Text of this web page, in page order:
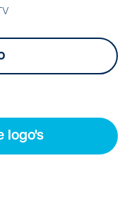
logo's